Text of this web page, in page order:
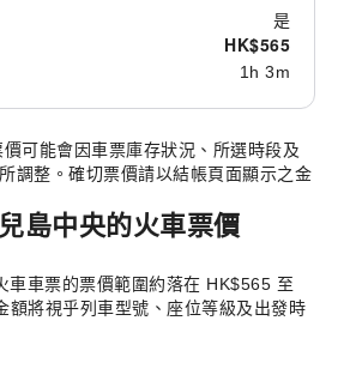
是
HK$565
1h 3m
可能會因車票庫存狀況、所選時段及
調整。確切票價請以結帳頁面顯示之金
島中央的火車票價
車車票的票價範圍約落在 HK$565 至
額將視乎列車型號、座位等級及出發時